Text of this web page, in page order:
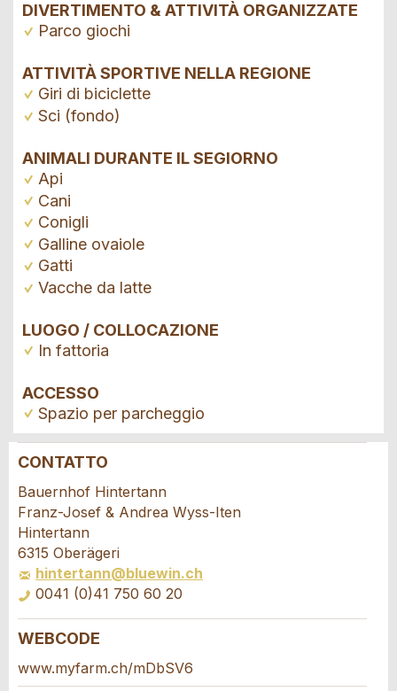
DIVERTIMENTO & ATTIVITÀ ORGANIZZATE
Parco giochi
ATTIVITÀ SPORTIVE NELLA REGIONE
Giri di biciclette
Sci (fondo)
ANIMALI DURANTE IL SEGIORNO
Api
Cani
Conigli
Galline ovaiole
Gatti
Vacche da latte
LUOGO / COLLOCAZIONE
In fattoria
ACCESSO
Spazio per parcheggio
Contestare l'annuncio
Il tuo feedback è molto apprezzato!
Feedback generale
Questo annuncio non è più valido
Annuncio incompleto
Consigliamo l'annuncio
Raccomando questo annuncio agli amici.
CONTATTO
Bauernhof Hintertann
Franz-Josef & Andrea Wyss-Iten
Hintertann
6315 Oberägeri
hintertann@bluewin.ch
0041 (0)41 750 60 20
Richiesta di prenotazione
WEBCODE
www.myfarm.ch/mDbSV6